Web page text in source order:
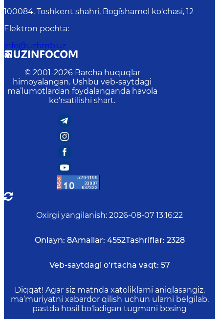
100084, Toshkent shahri, Bog`ishamol ko‘chasi, 12
Elektron pochta:
info@uzbmb.uz
© 2001-2026 Barcha huquqlar
himoyalangan. Ushbu veb-saytdagi
ma’lumotlardan foydalanganda havola
ko‘rsatilishi shart.
Oxirgi yangilanish: 2026-08-07 13:16:22
Onlayn: 8Amallar: 4552Tashriflar: 2328
Veb-saytdagi o‘rtacha vaqt: 57
Diqqat! Agar siz matnda xatoliklarni aniqlasangiz,
ma’muriyatni xabardor qilish uchun ularni belgilab,
pastda hosil bo‘ladigan tugmani bosing